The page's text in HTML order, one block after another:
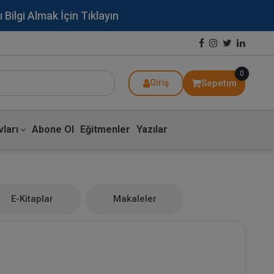
Almak İçin Tıklayın
Giriş Sepetim
0
Abone Ol Eğitmenler Yazılar
E-Kitaplar Makaleler